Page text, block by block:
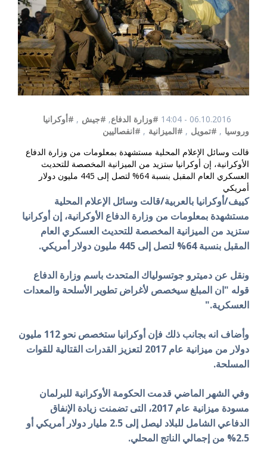
06.10.2016 - 14:04 #وزارة الدفاع, #جيش , #أوكرانيا
وروسيا , #تمويل , #الميزانية , #انفصاليين
قالت وسائل الإعلام المحلية مستشهدة بمعلومات من وزارة الدفاع
الأوكرانية، إن أوكرانيا ستزيد من الميزانية المخصصة للتحديث
العسكري العام المقبل بنسبة 64% لتصل إلى 445 مليون دولار
أمريكي
كييف/أوكرانيا بالعربية/قالت وسائل الإعلام المحلية
مستشهدة بمعلومات من وزارة الدفاع الأوكرانية، إن أوكرانيا
ستزيد من الميزانية المخصصة للتحديث العسكري العام
المقبل بنسبة 64% لتصل إلى 445 مليون دولار أمريكي.
ونقل عن دميترو جوتسولياك المتحدث باسم وزارة الدفاع
قوله "ان المبلغ سيخصص لأغراض تطوير الأسلحة والمعدات
العسكرية."
وأضاف انه بجانب ذلك فإن أوكرانيا ستخصص نحو 112 مليون
دولار من ميزانية عام 2017 لتعزيز القدرات القتالية للقوات
المسلحة.
وفي الشهر الماضي قدمت الحكومة الأوكرانية للبرلمان
مسودة ميزانية عام 2017، التى تضمنت زيادة الإنفاق
الدفاعي الشامل للبلاد ليصل إلى 2.5 مليار دولار أمريكي أو
2.5% من إجمالي الناتج المحلي.